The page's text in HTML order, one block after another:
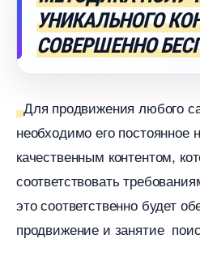
УНИКАЛЬНОГО
СОВЕРШЕННО
Для продвижения любого
необходимо его постоянное
качественным контентом,
соответствовать
это соответственно будет
продвижение и занятие